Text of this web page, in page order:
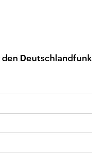
Deutschlandfunk
auf dlf.de